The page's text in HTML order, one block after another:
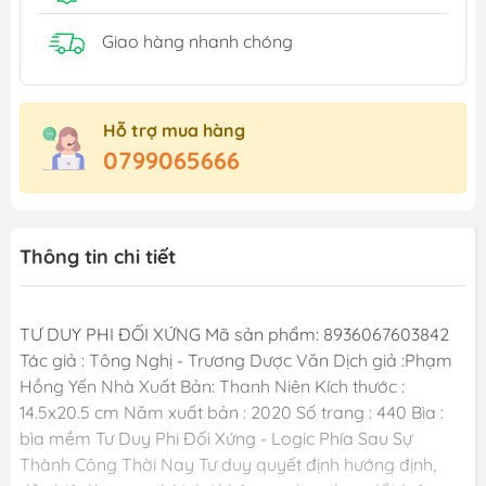
Giao hàng nhanh chóng
Hỗ trợ mua hàng
0799065666
Thông tin chi tiết
TƯ DUY PHI ĐỐI XỨNG Mã sản phẩm: 8936067603842
Tác giả : Tông Nghị - Trương Dược Văn Dịch giả :Phạm
Hồng Yến Nhà Xuất Bản: Thanh Niên Kích thước :
14.5x20.5 cm Năm xuất bản : 2020 Số trang : 440 Bìa :
bìa mềm Tư Duy Phi Đối Xứng - Logic Phía Sau Sự
Thành Công Thời Nay Tư duy quyết định hướng định,